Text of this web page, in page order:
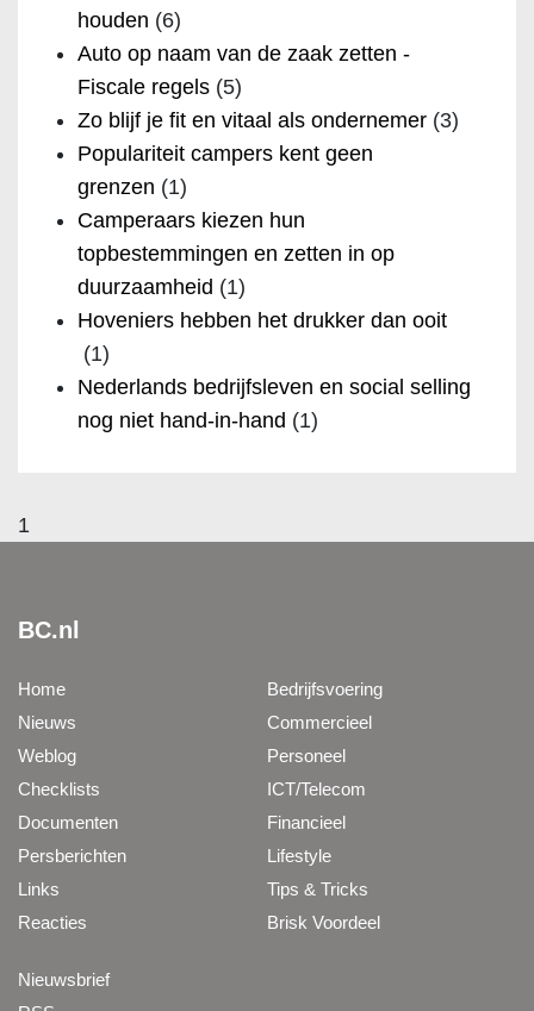
houden (6)
Auto op naam van de zaak zetten -
Fiscale regels (5)
Zo blijf je fit en vitaal als ondernemer (3)
Populariteit campers kent geen
grenzen (1)
Camperaars kiezen hun
topbestemmingen en zetten in op
duurzaamheid (1)
Hoveniers hebben het drukker dan ooit
(1)
Nederlands bedrijfsleven en social selling
nog niet hand-in-hand (1)
1
BC.nl
Home
Nieuws
Weblog
Checklists
Documenten
Persberichten
Links
Reacties
Bedrijfsvoering
Commercieel
Personeel
ICT/Telecom
Financieel
Lifestyle
Tips & Tricks
Brisk Voordeel
Nieuwsbrief